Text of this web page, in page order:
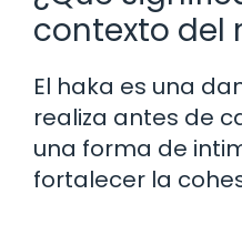
contexto del
El haka es una
realiza antes de
una forma de
fortalecer la